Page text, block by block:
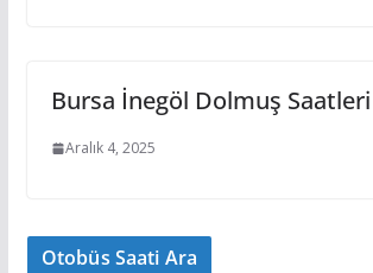
Bursa İnegöl Dolmuş Saatleri
Aralık 4, 2025
Otobüs Saati Ara